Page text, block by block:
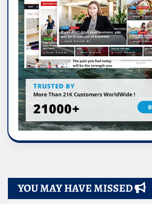
YOU MAY HAVE MISSED